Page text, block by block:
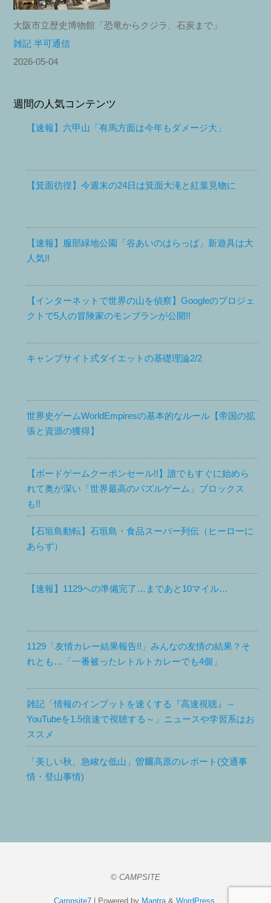
大阪市立歴史博物館「恐竜からクジラ、石炭まで」
雑記 半可通信
2026-05-04
週間の人気コンテンツ
【速報】六甲山「有馬方面は今年もダメージ大」
【箕面彷徨】今週末の24日は箕面大滝と紅葉見物に
【速報】服部緑地公園「谷あいのはらっぱ」新遊具は大
人気!!
【インターネットで世界の山を偵察】Googleのプロジェ
クトで5人の冒険家のモンブランが公開!!
キャンプサイト式ダイエットの基礎理論2/2
世界史ゲームWorldEmpiresの基本的なルール【帝国の拡
張と資源の獲得】
【ボードゲームクーポンセール!!】誰でもすぐに始めら
れて奥が深い「世界最高のパズルゲーム」ブロックス
も!!
【石垣島動転】石垣島・食品スーパー列伝（ヒーローに
あらず）
【速報】1129への準備完了…まであと10マイル…
1129「友情カレー結果報告!!」みんなの友情の結果？そ
れとも…「一番被ったレトルトカレーでも4個」
雑記「情報のインプットを速くする『高速視聴』～
YouTubeを1.5倍速で視聴する～」ニュースや学習系はお
ススメ
「美しい秋、急峻な低山」曽爾高原のレポート(交通事
情・登山事情)
© CAMPSITE
Campsite7 | Powered by Mantra & WordPress.